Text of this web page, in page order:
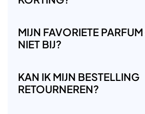
MIJN FAVORIETE PARFUM
NIET BIJ?
KAN IK MIJN BESTELLING
RETOURNEREN?